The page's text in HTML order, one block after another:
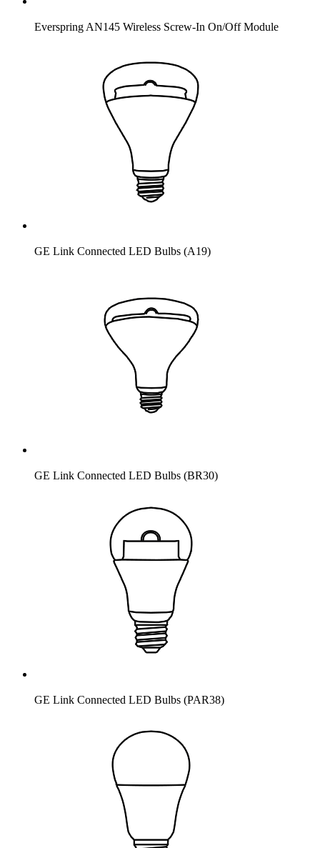
Everspring AN145 Wireless Screw-In On/Off Module
GE Link Connected LED Bulbs (A19)
GE Link Connected LED Bulbs (BR30)
GE Link Connected LED Bulbs (PAR38)